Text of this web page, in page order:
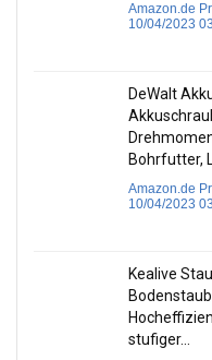
Amazon.de
10/04/2023
DeWalt
Bohrfutter,
Amazon.de
10/04/2023
Kealive
stufiger…